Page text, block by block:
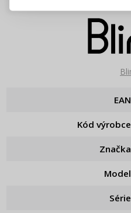
EAN
Kód výrobce
Značka
Model
Série